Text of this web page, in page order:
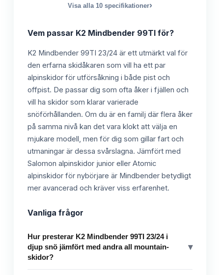
Visa alla 10 specifikationer›
Vem passar K2 Mindbender 99TI för?
K2 Mindbender 99TI 23/24 är ett utmärkt val för
den erfarna skidåkaren som vill ha ett par
alpinskidor för utförsåkning i både pist och
offpist. De passar dig som ofta åker i fjällen och
vill ha skidor som klarar varierade
snöförhållanden. Om du är en familj där flera åker
på samma nivå kan det vara klokt att välja en
mjukare modell, men för dig som gillar fart och
utmaningar är dessa svårslagna. Jämfört med
Salomon alpinskidor junior eller Atomic
alpinskidor för nybörjare är Mindbender betydligt
mer avancerad och kräver viss erfarenhet.
Vanliga frågor
Hur presterar K2 Mindbender 99TI 23/24 i
djup snö jämfört med andra all mountain-
skidor?
▾